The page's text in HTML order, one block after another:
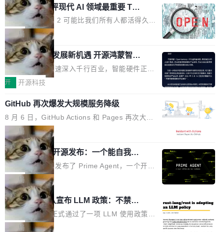
功率段机身尺寸十分紧凑的1600W电源产品。小
巧机身有效提升市面主流标准A...
业化营销服务的需求从未如此迫切。 但市场扩容
的同时,服务商的竞争逻辑正在改变。2026年Top
Agency年度合辑的观察指出,“产品”这个离消费
者最近的载体,在整个品牌营销层面的权重显著变
高了。全域营销服务商的竞争正在从规模转向深
度,案例厚度、全域覆盖、多线协同...
n 这条推文引发了广泛讨论。他不是在说风凉
话，他是说出了一个圈内人尽皆知但很少公开捅
破的事实。 Jordan 随后补充了一句软化声明：
「我不认为这些会议上大部分论文都在过度宣传
或造假。问题是，作为读者，如果你筛选出那些
看起来最令人兴奋的论文，那它们大部分都是过
度宣传的。」 这才是真正的痛点。不是所有论文
都有问题，是最吸引眼球的那批论文最有问题。
他引用的帖子来自 Mathew Shen，一位 ICLR 2
026 的读者：「看了篇 ...
xAI 前工程师评现代 AI 领域最重要 Top
3 开源项目
Flash Attention 2 可能比我们所有人都活得久。
这句话不是来自某个技术博客，而是出自 Hieu
Pham 的一条推文。Hieu Pham 是谁？他是 xAI
的早期工程师之一，在 Grok 训练基础设施团队
工作过。近日他在 X 上发了一条帖子，列出了他
认为现代 AI 领域最重要的三个开源项目。 第一
理由很具体。FA 系列不需要解释，但 FA2 是他
认为最重要的一个——复杂度恰到好处，刚好能
驱动你去学 CuTe，但还没被那些"邪恶的" Hopp
er++ 优化所淹没，足够容易修改和适配。 更关
键的是 FA2 的持久性...
局
共商智能硬件发展新机遇 开源鸿蒙智能
硬件开发者日杭州站即将举行
随着万物智联加速深入千行百业，智能硬件正从
单点设备迈向智能化、网联化、协同化发展。作
鸿蒙通过统一技术底座和分布式能力，为不同类
型智能设备的开发、连接与互联提供关键支撑，
也为产业链企业探索产品创新与商业增长打开新
的空间。 8月14日，开源鸿蒙智能硬件开发者日
（OHDD：OpenHarmony Hardware Develope
r Day）将在杭州启航。活动面向智能硬件产业
链企业和开发者，邀请行业专家与资深技术顾
问，围绕开源鸿蒙技术能力、设备适配、芯片适
配、功耗与稳定性调优、兼容性测评及统一互联
等内容展开系统讲解和实战交流，帮助企业进一
步了解开源鸿蒙在智能...
开 开源科技
GitHub 再次爆发大规模服务降级
8 月 6 日，GitHub Actions 和 Pages 再次大规
模服务降级，Actions 完全不可用超过 5 小时，
webhook 停发，连自托管 runner 也因调度层故
障无法工作。Pages、Copilot code review、C
opilot coding agent 全部受影响。从检测到完全
恢复，大约 12 小时。 这是 2026 年 8 月的第六
起事故，其中四起与 AI/Copilot 服务相关。 Git
Hub 员工 kdaigle 在 HN 讨论中贴出了一组数
据：2025 年全年 10 亿次 commit。现在，每周
2.75 亿次，全年预计 140 亿次。GitHub...
局
Prime Agent 开源发布：一个能自我改
进的编程 Agent，ARC-AGI 3 超越人类
专家基线
Prime Intellect 发布了 Prime Agent，一个开源
的编程 Agent Harness，核心设计围绕两个抽
象：Recursive Language Model（RLM）和 C
ontinual Harness。在 ARC-AGI 3 基准测试
上，Prime Agent + Opus 5 的组合达到了 95.
5% RHAE Best@1，超过了 ARC 报告的人类专
局
Rust 项目团队宣布 LLM 政策：不禁
止，但你要承认哪些代码不是你写的
Rust 语言项目正式通过了一项 LLM 使用政策，
覆盖 rust-lang/rust 单一仓库的代码贡献。这不
局